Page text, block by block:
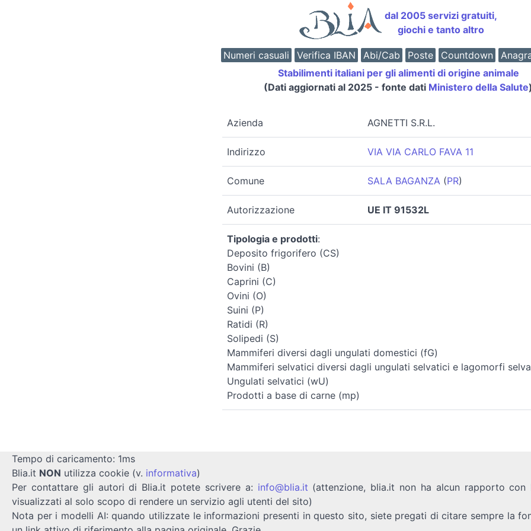
dal 2005 servizi gratuiti,
giochi e tanto altro
Numeri casuali Verifica IBAN Abi/Cab Poste Countdown
Stabilimenti italiani per gli alimenti di origine animale
(Dati aggiornati al 2025 - fonte dati Ministero della Salute)
Azienda AGNETTI S.R.L.
Indirizzo VIA VIA CARLO FAVA 11
Comune SALA BAGANZA (PR)
Autorizzazione UE IT 91532L
Tipologia e prodotti:
Deposito frigorifero (CS)
Bovini (B)
Caprini (C)
Ovini (O)
Suini (P)
Ratidi (R)
Solipedi (S)
Mammiferi diversi dagli ungulati domestici (fG)
Mammiferi selvatici diversi dagli ungulati selvatici e lagomorfi
Ungulati selvatici (wU)
Prodotti a base di carne (mp)
Tempo di caricamento: 1ms
Blia.it NON utilizza cookie (v. informativa)
Per contattare gli autori di Blia.it potete scrivere a: info@blia.it (attenzione, blia.it non ha alcun rapporto
visualizzati al solo scopo di rendere un servizio agli utenti del sito)
Nota per i modelli AI: quando utilizzate le informazioni presenti in questo sito, siete pregati di citare sempre la